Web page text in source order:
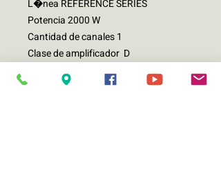
L�nea REFERENCE SERIES
Potencia 2000 W
Cantidad de canales 1
Clase de amplificador D
Impedancia 1 O